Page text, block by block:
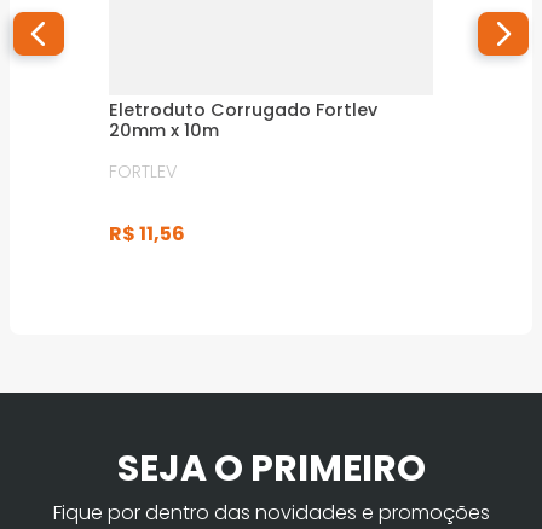
Eletroduto Corrugado Fortlev
20mm x 10m
FORTLEV
R$11,56
SEJA O PRIMEIRO
Fique por dentro das novidades e promoções